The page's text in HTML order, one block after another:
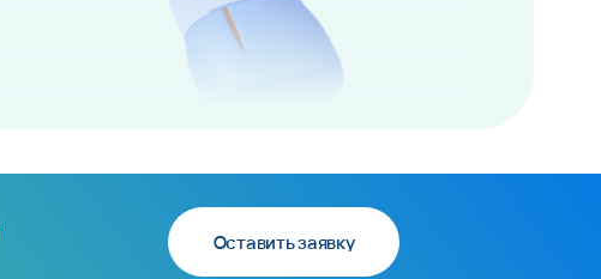
Оставить заявку